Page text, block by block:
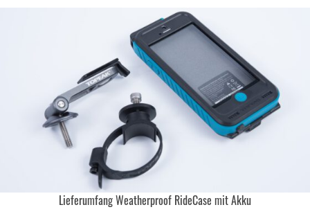
Lieferumfang Weatherproof RideCase mit Akku